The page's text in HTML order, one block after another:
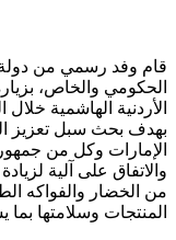
قام وفد رسمي من دولة
الحكومي والخاص،
بهدف بحث سبل تعزيز
الإمارات وكل من
والاتفاق على آلية
من الخضار والفواكه
المنتجات وسلامتها